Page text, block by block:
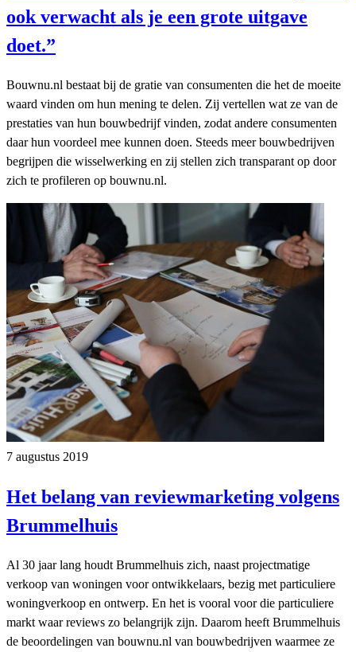
ook verwacht als je een grote uitgave
doet.”
Bouwnu.nl bestaat bij de gratie van consumenten die het de moeite
waard vinden om hun mening te delen. Zij vertellen wat ze van de
prestaties van hun bouwbedrijf vinden, zodat andere consumenten
daar hun voordeel mee kunnen doen. Steeds meer bouwbedrijven
begrijpen die wisselwerking en zij stellen zich transparant op door
zich te profileren op bouwnu.nl.
7 augustus 2019
Het belang van reviewmarketing volgens
Brummelhuis
Al 30 jaar lang houdt Brummelhuis zich, naast projectmatige
verkoop van woningen voor ontwikkelaars, bezig met particuliere
woningverkoop en ontwerp. En het is vooral voor die particuliere
markt waar reviews zo belangrijk zijn. Daarom heeft Brummelhuis
de beoordelingen van bouwnu.nl van bouwbedrijven waarmee ze